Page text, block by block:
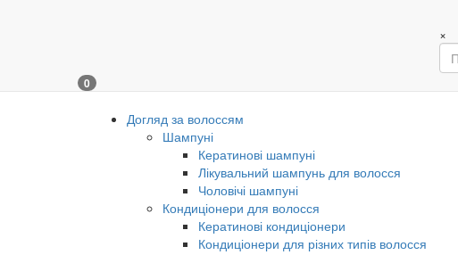
×
0
Догляд за волоссям
Шампуні
Кератинові шампуні
Лікувальний шампунь для волосся
Чоловічі шампуні
Кондиціонери для волосся
Кератинові кондиціонери
Кондиціонери для різних типів волосся